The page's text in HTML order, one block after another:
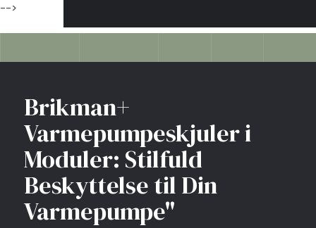
-->
​Brikman+
Varmepumpeskjuler i
Moduler: Stilfuld
Beskyttelse til Din
Varmepumpe"